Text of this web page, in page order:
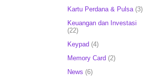
Kartu Perdana & Pulsa (3)
Keuangan dan Investasi
(22)
Keypad (4)
Memory Card (2)
News (6)